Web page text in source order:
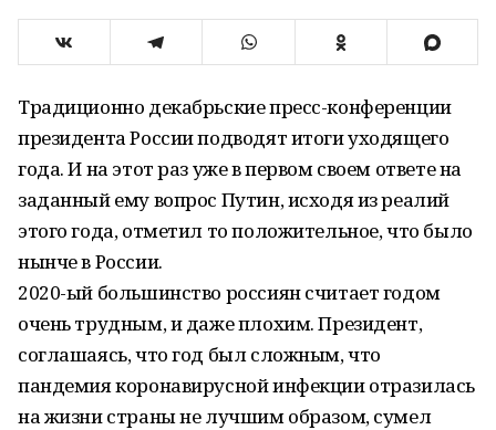
Традиционно декабрьские пресс-конференции
президента России подводят итоги уходящего
года. И на этот раз уже в первом своем ответе на
заданный ему вопрос Путин, исходя из реалий
этого года, отметил то положительное, что было
нынче в России.
2020-ый большинство россиян считает годом
очень трудным, и даже плохим. Президент,
соглашаясь, что год был сложным, что
пандемия коронавирусной инфекции отразилась
на жизни страны не лучшим образом, сумел